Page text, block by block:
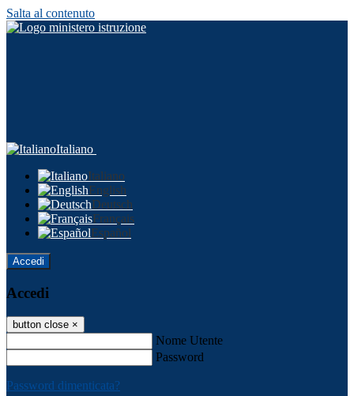
Salta al contenuto
Italiano
Italiano
English
Deutsch
Français
Español
Accedi
Accedi
button close ×
Nome Utente
Password
Password dimenticata?